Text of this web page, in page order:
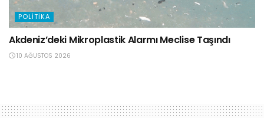
POLITIKA
Akdeniz’deki Mikroplastik Alarmı Meclise Taşındı
10 AĞUSTOS 2026